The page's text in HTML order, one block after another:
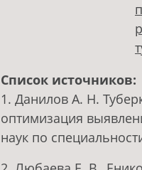
Список источников:
1. Данилов А. Н.
оптимизация
наук по